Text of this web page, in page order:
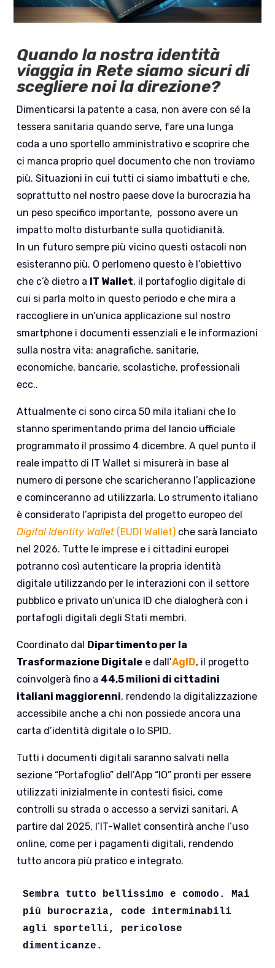
Quando la nostra identità
viaggia in Rete siamo sicuri di
scegliere noi la direzione?
Dimenticarsi la patente a casa, non avere con sé la
tessera sanitaria quando serve, fare una lunga
coda a uno sportello amministrativo e scoprire che
ci manca proprio quel documento che non troviamo
più. Situazioni in cui tutti ci siamo imbattuti e che,
soprattutto nel nostro paese dove la burocrazia ha
un peso specifico importante, possono avere un
impatto molto disturbante sulla quotidianità.
In un futuro sempre più vicino questi ostacoli non
esisteranno più. O perlomeno questo è l’obiettivo
che c’è dietro a IT Wallet, il portafoglio digitale di
cui si parla molto in questo periodo e che mira a
raccogliere in un’unica applicazione sul nostro
smartphone i documenti essenziali e le informazioni
sulla nostra vita: anagrafiche, sanitarie,
economiche, bancarie, scolastiche, professionali
ecc..
Attualmente ci sono circa 50 mila italiani che lo
stanno sperimentando prima del lancio ufficiale
programmato il prossimo 4 dicembre. A quel punto il
reale impatto di IT Wallet si misurerà in base al
numero di persone che scaricheranno l’applicazione
e cominceranno ad utilizzarla. Lo strumento italiano
è considerato l’apripista del progetto europeo del
Digital Identity Wallet(EUDI Wallet) che sarà lanciato
nel 2026. Tutte le imprese e i cittadini europei
potranno così autenticare la propria identità
digitale utilizzando per le interazioni con il settore
pubblico e privato un’unica ID che dialogherà con i
portafogli digitali degli Stati membri.
Coordinato dal Dipartimento per la
Trasformazione Digitale e dall’AgID, il progetto
coinvolgerà fino a 44,5 milioni di cittadini
italiani maggiorenni, rendendo la digitalizzazione
accessibile anche a chi non possiede ancora una
carta d’identità digitale o lo SPID.
Tutti i documenti digitali saranno salvati nella
sezione “Portafoglio” dell’App “IO” pronti per essere
utilizzati inizialmente in contesti fisici, come
controlli su strada o accesso a servizi sanitari. A
partire dal 2025, l’IT-Wallet consentirà anche l’uso
online, come per i pagamenti digitali, rendendo
tutto ancora più pratico e integrato.
Sembra tutto bellissimo e comodo. Mai
più burocrazia, code interminabili
agli sportelli, pericolose
dimenticanze.